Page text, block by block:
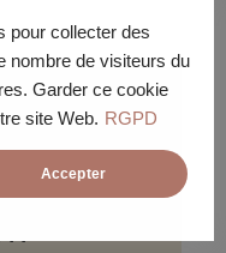
pour collecter des
nombre de visiteurs du
Garder ce cookie
site Web. RGPD
Accepter
de